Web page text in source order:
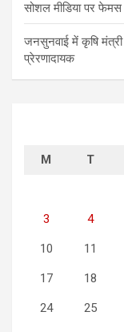
सोशल मीडिया पर फेमस
जनसुनवाई में कृषि
प्रेरणादायक
M T
3 4
10 11
17 18
24 25